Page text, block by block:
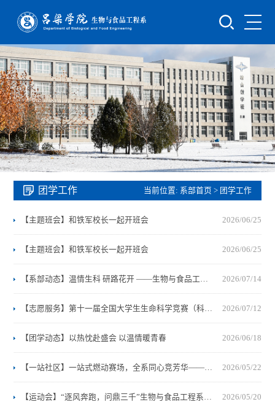
团学工作 当前位置: 系部首页 > 团学工作
【主题班会】和铁军校长一起开班会 2026/06/25
【主题班会】和铁军校长一起开班会 2026/06/25
2026/07/14
2026/07/12
【团学动态】以热忱赴盛会 以温情暖青春 2026/06/18
2026/05/22
2026/05/20